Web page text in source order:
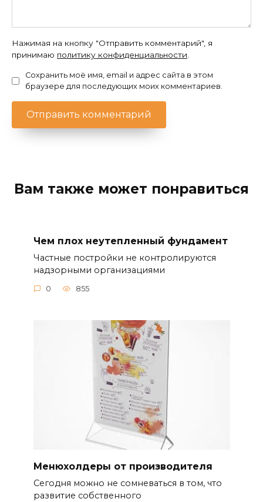
Нажимая на кнопку "Отправить комментарий", я
принимаю политику конфиденциальности.
Сохранить моё имя, email и адрес сайта в этом
браузере для последующих моих комментариев.
Вам также может понравиться
Чем плох неутепленный фундамент
Частные постройки не контролируются
надзорными организациями
0 855
Менюхолдеры от производителя
Сегодня можно не сомневаться в том, что
развитие собственного